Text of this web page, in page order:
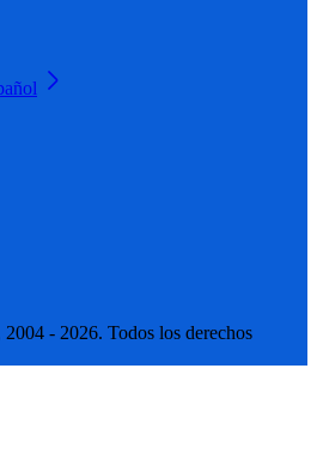
- 2026. Todos los derechos